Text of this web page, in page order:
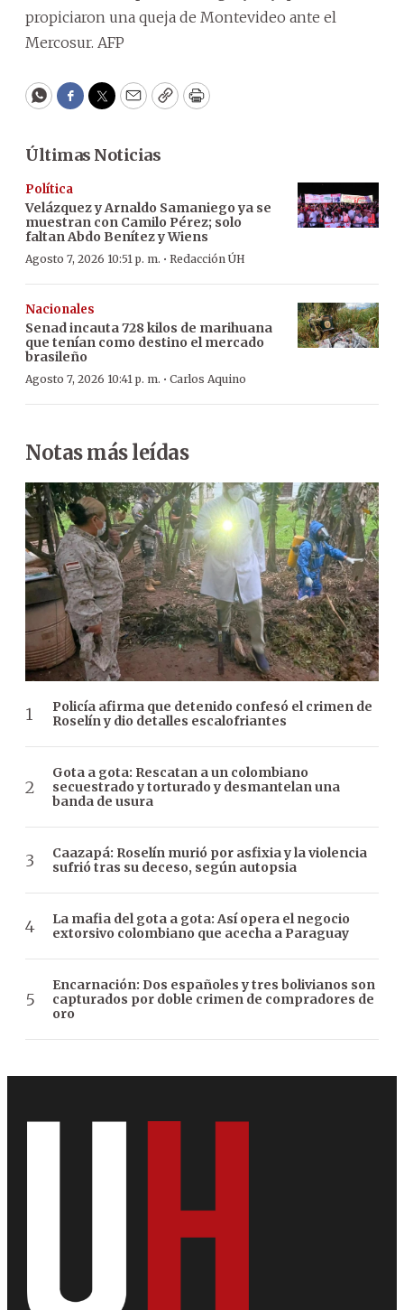
propiciaron una queja de Montevideo ante el
Mercosur. AFP
WhatsApp
Facebook
Twitter
EmailCopyPrint
Últimas Noticias
Política
Velázquez y Arnaldo Samaniego ya se
muestran con Camilo Pérez; solo
faltan Abdo Benítez y Wiens
Agosto 7, 2026 10:51 p. m. · Redacción ÚH
Nacionales
Senad incauta 728 kilos de marihuana
que tenían como destino el mercado
brasileño
Agosto 7, 2026 10:41 p. m. · Carlos Aquino
Notas más leídas
Policía afirma que detenido confesó el crimen de
Roselín y dio detalles escalofriantes
Gota a gota: Rescatan a un colombiano
secuestrado y torturado y desmantelan una
banda de usura
Caazapá: Roselín murió por asfixia y la violencia
sufrió tras su deceso, según autopsia
La mafia del gota a gota: Así opera el negocio
extorsivo colombiano que acecha a Paraguay
Encarnación: Dos españoles y tres bolivianos son
capturados por doble crimen de compradores de
oro